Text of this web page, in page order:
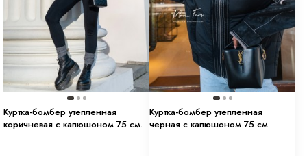
Куртка-бомбер утепленная
коричневая с капюшоном 75 см.
Куртка-бомбер утепленная
черная с капюшоном 75 см.